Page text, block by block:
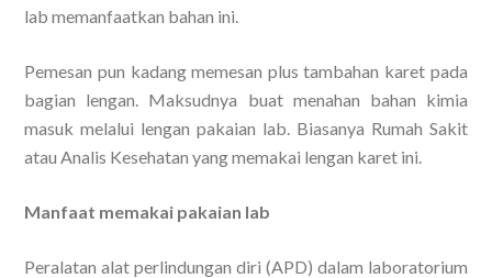
lab memanfaatkan bahan ini.
Pemesan pun kadang memesan plus tambahan karet pada
bagian lengan. Maksudnya buat menahan bahan kimia
masuk melalui lengan pakaian lab. Biasanya Rumah Sakit
atau Analis Kesehatan yang memakai lengan karet ini.
Manfaat memakai pakaian lab
Peralatan alat perlindungan diri (APD) dalam laboratorium